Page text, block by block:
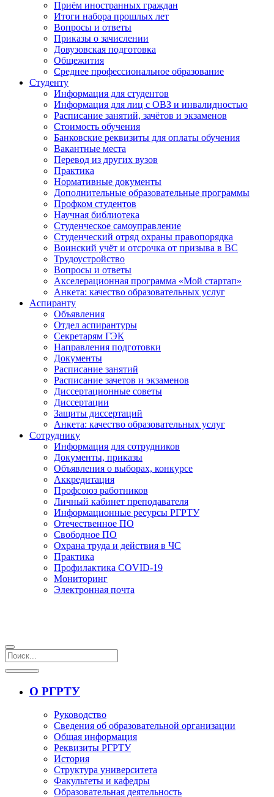
Приём иностранных граждан
Итоги набора прошлых лет
Вопросы и ответы
Приказы о зачислении
Довузовская подготовка
Общежития
Среднее профессиональное образование
Студенту
Информация для студентов
Информация для лиц с ОВЗ и инвалидностью
Расписание занятий, зачётов и экзаменов
Стоимость обучения
Банковские реквизиты для оплаты обучения
Вакантные места
Перевод из других вузов
Практика
Нормативные документы
Дополнительные образовательные программы
Профком студентов
Научная библиотека
Студенческое самоуправление
Студенческий отряд охраны правопорядка
Воинский учёт и отсрочка от призыва в ВС
Трудоустройство
Вопросы и ответы
Акселерационная программа «Мой стартап»
Анкета: качество образовательных услуг
Аспиранту
Объявления
Отдел аспирантуры
Секретарям ГЭК
Направления подготовки
Документы
Расписание занятий
Расписание зачетов и экзаменов
Диссертационные советы
Диссертации
Защиты диссертаций
Анкета: качество образовательных услуг
Сотруднику
Информация для сотрудников
Документы, приказы
Объявления о выборах, конкурсе
Аккредитация
Профсоюз работников
Личный кабинет преподавателя
Информационные ресурсы РГРТУ
Отечественное ПО
Свободное ПО
Охрана труда и действия в ЧС
Практика
Профилактика COVID-19
Мониторинг
Электронная почта
О РГРТУ
Руководство
Сведения об образовательной организации
Общая информация
Реквизиты РГРТУ
История
Структура университета
Факультеты и кафедры
Образовательная деятельность